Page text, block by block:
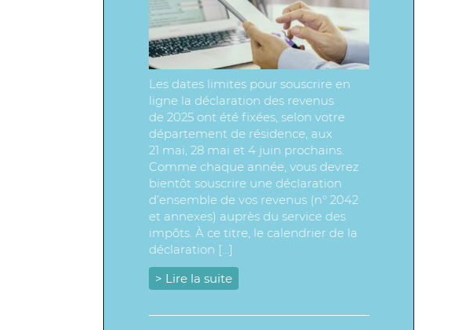
Les dates limites pour souscrire en
ligne la déclaration des revenus
de 2025 ont été fixées, selon votre
département de résidence, aux
21 mai, 28 mai et 4 juin prochains.
Comme chaque année, vous devrez
bientôt souscrire une déclaration
d’ensemble de vos revenus (n° 2042
et annexes) auprès du service des
impôts. À ce titre, le calendrier de la
déclaration […]
> Lire la suite